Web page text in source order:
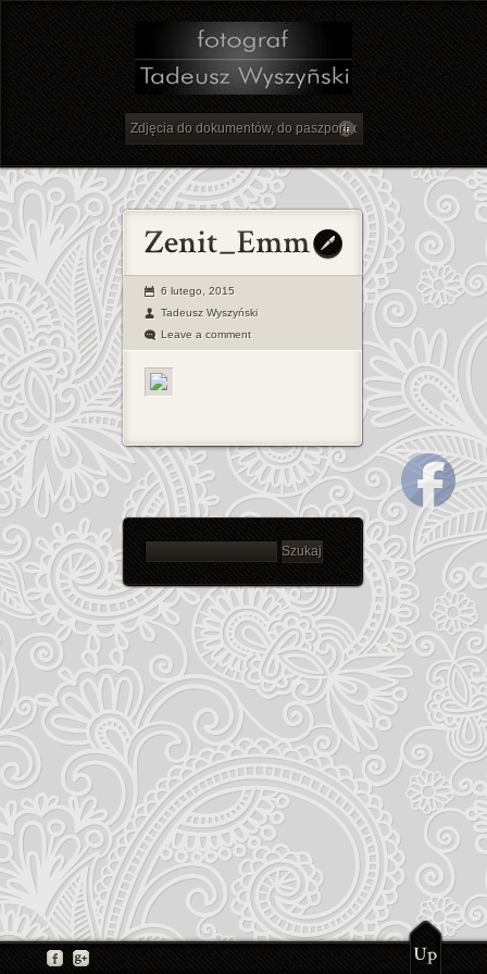
6 lutego, 2015
Tadeusz Wyszyński
Leave a comment